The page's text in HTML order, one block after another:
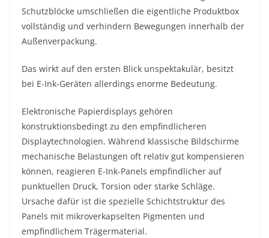
Schutzblöcke umschließen die eigentliche Produktbox
vollständig und verhindern Bewegungen innerhalb der
Außenverpackung.
Das wirkt auf den ersten Blick unspektakulär, besitzt
bei E-Ink-Geräten allerdings enorme Bedeutung.
Elektronische Papierdisplays gehören
konstruktionsbedingt zu den empfindlicheren
Displaytechnologien. Während klassische Bildschirme
mechanische Belastungen oft relativ gut kompensieren
können, reagieren E-Ink-Panels empfindlicher auf
punktuellen Druck, Torsion oder starke Schläge.
Ursache dafür ist die spezielle Schichtstruktur des
Panels mit mikroverkapselten Pigmenten und
empfindlichem Trägermaterial.